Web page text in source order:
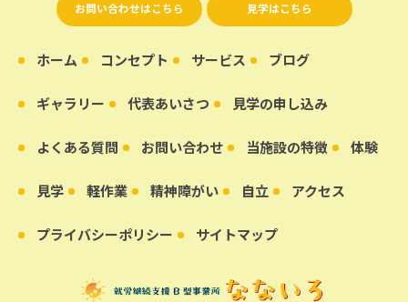
お問い合わせはこちら 見学はこちら
ホーム コンセプト サービス ブログ
ギャラリー 代表あいさつ 見学の申し込み
よくある質問 お問い合わせ 当施設の特徴 体験
見学 軽作業 精神障がい 自立 アクセス
プライバシーポリシー サイトマップ